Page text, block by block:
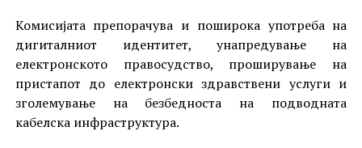
Комисијата препорачува и поширока употреба на
дигиталниот идентитет, унапредување на
електронското правосудство, проширување на
пристапот до електронски здравствени услуги и
зголемување на безбедноста на подводната
кабелска инфраструктура.